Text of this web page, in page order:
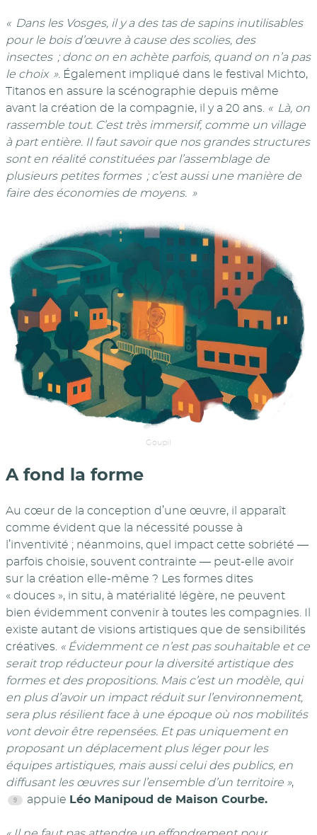
« Dans les Vosges, il y a des tas de sapins inutilisables
pour le bois d’œuvre à cause des scolies, des
insectes ; donc on en achète parfois, quand on n’a pas
le choix ». Également impliqué dans le festival Michto,
Titanos en assure la scénographie depuis même
avant la création de la compagnie, il y a 20 ans. « Là, on
rassemble tout. C’est très immersif, comme un village
à part entière. Il faut savoir que nos grandes structures
sont en réalité constituées par l’assemblage de
plusieurs petites formes ; c’est aussi une manière de
faire des économies de moyens. »
Goupil
A fond la forme
Au cœur de la conception d’une œuvre, il apparaît
comme évident que la nécessité pousse à
l’inventivité ; néanmoins, quel impact cette sobriété —
parfois choisie, souvent contrainte — peut-elle avoir
sur la création elle-même ? Les formes dites
« douces », in situ, à matérialité légère, ne peuvent
bien évidemment convenir à toutes les compagnies. Il
existe autant de visions artistiques que de sensibilités
créatives.
« Évidemment ce n’est pas souhaitable et ce
serait trop réducteur pour la diversité artistique des
formes et des propositions. Mais c’est un modèle, qui
en plus d’avoir un impact réduit sur l’environnement,
sera plus résilient face à une époque où nos mobilités
vont devoir être repensées. Et pas uniquement en
proposant un déplacement plus léger pour les
équipes artistiques, mais aussi celui des publics, en
diffusant les œuvres sur l’ensemble d’un territoire »,
appuie Léo Manipoud de Maison Courbe.